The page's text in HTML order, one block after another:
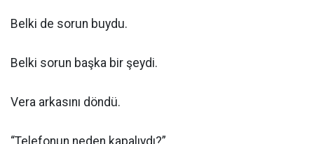
Belki de sorun buydu.
Belki sorun başka bir şeydi.
Vera arkasını döndü.